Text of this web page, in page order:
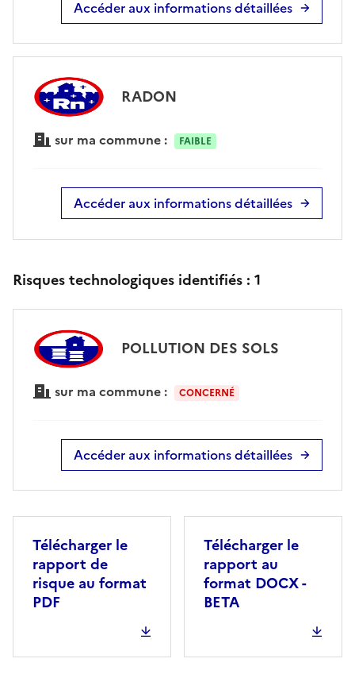
Accéder aux informations détaillées
RADON
sur ma commune : FAIBLE
Accéder aux informations détaillées
Risques technologiques identifiés : 1
POLLUTION DES SOLS
sur ma commune : CONCERNÉ
Accéder aux informations détaillées
Télécharger le
rapport de
risque au format
PDF
Télécharger le
rapport au
format DOCX -
BETA